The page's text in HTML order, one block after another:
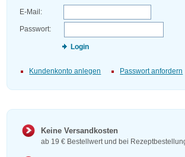
E-Mail:
Passwort:
Login
Kundenkonto anlegen Passwort anfordern
Keine Versandkosten
ab 19 € Bestellwert und bei